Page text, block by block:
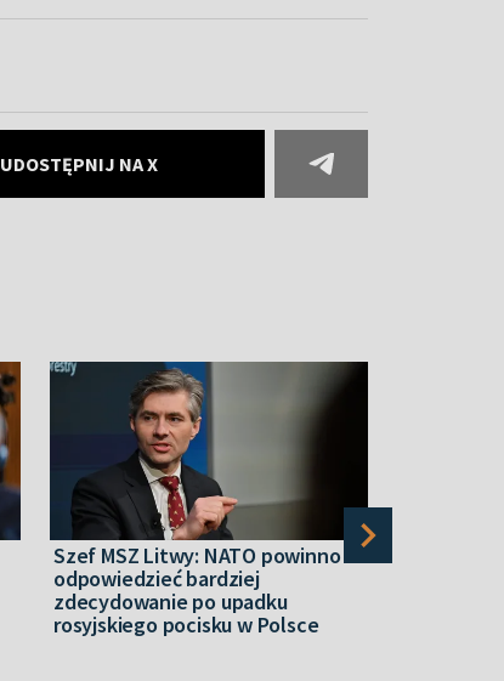
UDOSTĘPNIJ NA X
Szef MSZ Litwy: NATO powinno
odpowiedzieć bardziej
zdecydowanie po upadku
rosyjskiego pocisku w Polsce